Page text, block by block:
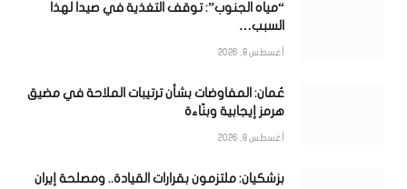
“مياه الجنوب”: توقف التغذية في صيدا لهذا
السبب…
أغسطس 8, 2026
عُمان: المفاوضات بشأن ترتيبات الملاحة في مضيق
هرمز إيجابية وبنّاءة
أغسطس 8, 2026
بزشكيان: ملتزمون بقرارات القيادة.. ومصلحة إيران